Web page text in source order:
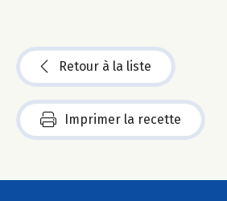
Retour à la liste
Imprimer la recette